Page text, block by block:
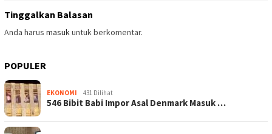
Tinggalkan Balasan
Anda harus masukuntuk berkomentar.
POPULER
EKONOMI 431 Dilihat
546 Bibit Babi Impor Asal Denmark Masuk …